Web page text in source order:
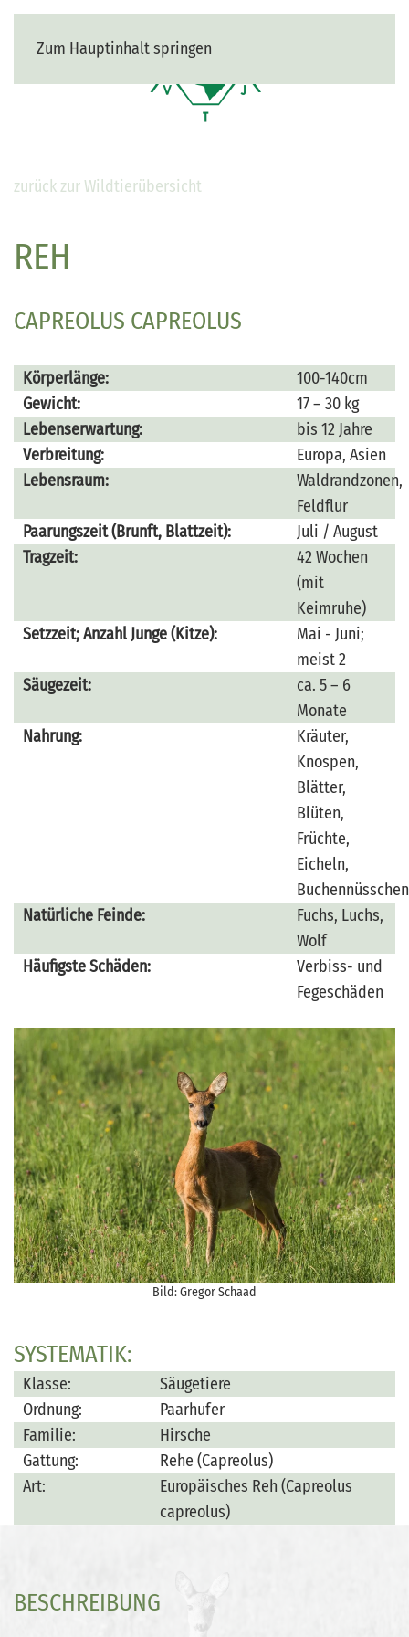
Zum Hauptinhalt springen
zurück zur Wildtierübersicht
REH
CAPREOLUS CAPREOLUS
Körperlänge:
100-140cm
Gewicht:
17 – 30 kg
Lebenserwartung:
bis 12 Jahre
Verbreitung:
Europa, Asien
Lebensraum:
Waldrandzonen,
Feldflur
Paarungszeit (Brunft, Blattzeit):
Juli / August
Tragzeit:
42 Wochen
(mit
Keimruhe)
Setzzeit; Anzahl Junge (Kitze):
Mai - Juni;
meist 2
Säugezeit:
ca. 5 – 6
Monate
Nahrung:
Kräuter,
Knospen,
Blätter,
Blüten,
Früchte,
Eicheln,
Buchennüsschen
Natürliche Feinde:
Fuchs, Luchs,
Wolf
Häufigste Schäden:
Verbiss- und
Fegeschäden
Bild: Gregor Schaad
SYSTEMATIK:
Klasse:
Säugetiere
Ordnung:
Paarhufer
Familie:
Hirsche
Gattung:
Rehe (Capreolus)
Art:
Europäisches Reh (Capreolus
capreolus)
BESCHREIBUNG